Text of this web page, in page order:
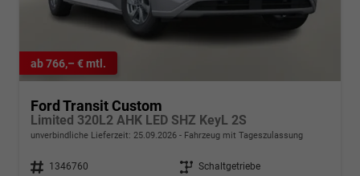
ab 766,– € mtl.
Ford Transit Custom
Limited 320L2 AHK LED SHZ KeyL 2S
unverbindliche Lieferzeit: 25.09.2026 Fahrzeug mit Tageszulassung
Fahrzeugnr. 1346760 Getriebe Schaltgetriebe